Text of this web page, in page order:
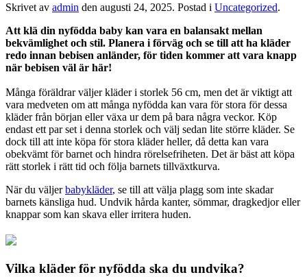
Skrivet av admin den augusti 24, 2025. Postad i Uncategorized.
Att klä din nyfödda baby kan vara en balansakt mellan
bekvämlighet och stil. Planera i förväg och se till att ha kläder
redo innan bebisen anländer, för tiden kommer att vara knapp
när bebisen väl är här!
Många föräldrar väljer kläder i storlek 56 cm, men det är viktigt att
vara medveten om att många nyfödda kan vara för stora för dessa
kläder från början eller växa ur dem på bara några veckor. Köp
endast ett par set i denna storlek och välj sedan lite större kläder. Se
dock till att inte köpa för stora kläder heller, då detta kan vara
obekvämt för barnet och hindra rörelsefriheten. Det är bäst att köpa
rätt storlek i rätt tid och följa barnets tillväxtkurva.
När du väljerbabykläder, se till att välja plagg som inte skadar
barnets känsliga hud. Undvik hårda kanter, sömmar, dragkedjor eller
knappar som kan skava eller irritera huden.
Vilka kläder för nyfödda ska du undvika?